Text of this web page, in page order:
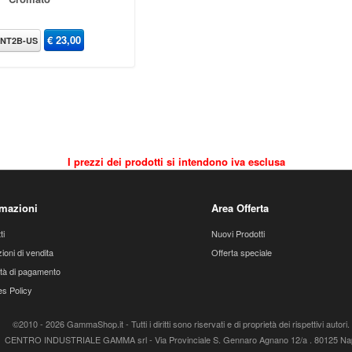
US €23,00
I prezzi dei prodotti si intendono iva esclusa
di vendita
di pagamento
Policy
Area Offerta
Nuovi Prodotti
Offerta speciale
©2010 - 2026 GammaShop.it - Tutti i diritti sono riservati e di proprietà dei rispettivi autori.
CENTRO INDUSTRIALE GAMMA srl - Via Provinciale S. Gennaro Agnano 12/a . 80125